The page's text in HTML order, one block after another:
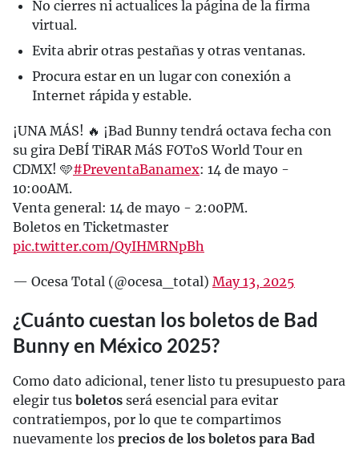
No cierres ni actualices la página de la firma
virtual.
Evita abrir otras pestañas y otras ventanas.
Procura estar en un lugar con conexión a
Internet rápida y estable.
¡UNA MÁS! 🔥 ¡Bad Bunny tendrá octava fecha con
su gira DeBÍ TiRAR MáS FOToS World Tour en
CDMX! 🩵#PreventaBanamex: 14 de mayo -
10:00AM.
Venta general: 14 de mayo - 2:00PM.
Boletos en Ticketmaster
pic.twitter.com/QyIHMRNpBh
— Ocesa Total (@ocesa_total) May 13, 2025
¿Cuánto cuestan los boletos de Bad
Bunny en México 2025?
Como dato adicional, tener listo tu presupuesto para
elegir tus boletos será esencial para evitar
contratiempos, por lo que te compartimos
nuevamente los precios de los boletos para Bad